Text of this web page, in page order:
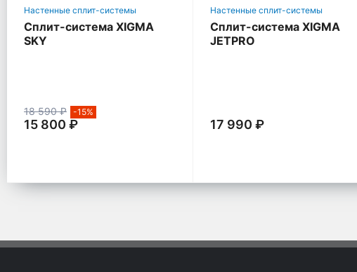
Настенные сплит-системы
Сплит-система XIGMA
SKY
18 590 ₽ -15%
15 800 ₽
Настенные сплит-системы
Сплит-система XIGMA
JETPRO
17 990 ₽